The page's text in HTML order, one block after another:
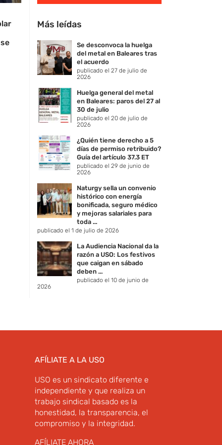
Más leídas
Se desconvoca la huelga
del metal en Baleares tras
el acuerdo
publicado el 27 de julio de
2026
Huelga general del metal
en Baleares: paros del 27 al
30 de julio
publicado el 20 de julio de
2026
¿Quién tiene derecho a 5
días de permiso retribuido?
Guía del artículo 37.3 ET
publicado el 29 de junio de
2026
Naturgy sella un convenio
histórico con energía
bonificada, seguro médico
y mejoras salariales para
toda ...
publicado el 1 de julio de 2026
La Audiencia Nacional da la
razón a USO: Los festivos
que caigan en sábado
deben ...
publicado el 10 de junio de
2026
AFÍLIATE A LA USO
USO es un sindicato diferente e
independiente y que realiza un
trabajo sindical basado es la
honestidad, la transparencia, el
compromiso y la integridad.
AFÍLIATE AHORA